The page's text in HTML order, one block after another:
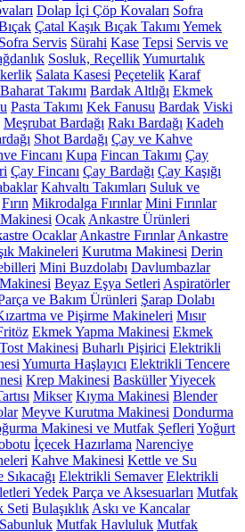
Dolap İçi Çöp Kovaları Sofra
Çatal Kaşık Bıçak Takımı Yemek
Sofra Servis Sürahi Kase Tepsi Servis ve
Sosluk, ReçellikYumurtalık
Salata Kasesi Peçetelik Karaf
Baharat Takımı Bardak Altlığı Ekmek
Pasta Takımı Kek Fanusu Bardak Viski
Meşrubat Bardağı Rakı Bardağı Kadeh
Shot Bardağı Çay ve Kahve
Fincanı Kupa Fincan Takımı Çay
Çay Fincanı Çay Bardağı Çay Kaşığı
Kahvaltı Takımları Suluk ve
Fırın Mikrodalga Fırınlar Mini Fırınlar
Ocak Ankastre Ürünleri
Ocaklar Ankastre Fırınlar Ankastre
Makineleri Kurutma Makinesi Derin
Mini Buzdolabı Davlumbazlar
Beyaz Eşya Setleri Aspiratörler
ve Bakım Ürünleri Şarap Dolabı
ve Pişirme Makineleri Mısır
Ekmek Yapma Makinesi Ekmek
Tost Makinesi Buharlı Pişirici Elektrikli
Yumurta Haşlayıcı Elektrikli Tencere
Krep Makinesi BasküllerYiyecek
Mikser Kıyma Makinesi Blender
Meyve Kurutma Makinesi Dondurma
Makinesi ve Mutfak Şefleri Yoğurt
İçecek Hazırlama Narenciye
Kahve Makinesi Kettle ve Su
Elektrikli Semaver Elektrikli
Yedek Parça ve Aksesuarları Mutfak
Seti Bulaşıklık Askı ve Kancalar
Mutfak Havluluk Mutfak